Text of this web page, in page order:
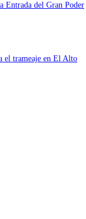
Entrada del Gran Poder
el trameaje en El Alto